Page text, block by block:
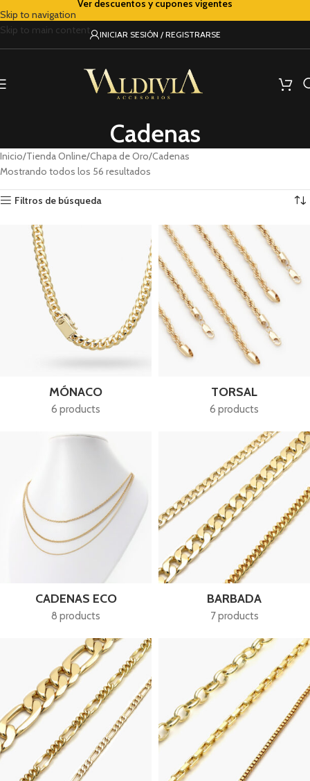
Skip to navigation
Skip to main content
Ver descuentos y cupones vigentes
INICIAR SESIÓN / REGISTRARSE
Cadenas
Inicio Tienda Online Chapa de Oro Cadenas
Mostrando todos los 56 resultados
Filtros de búsqueda
MÓNACO
6 products
TORSAL
6 products
CADENAS ECO
8 products
BARBADA
7 products